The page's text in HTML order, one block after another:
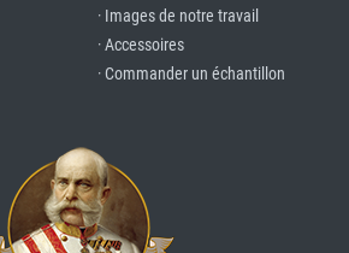
· Images de notre travail
· Accessoires
· Commander un échantillon